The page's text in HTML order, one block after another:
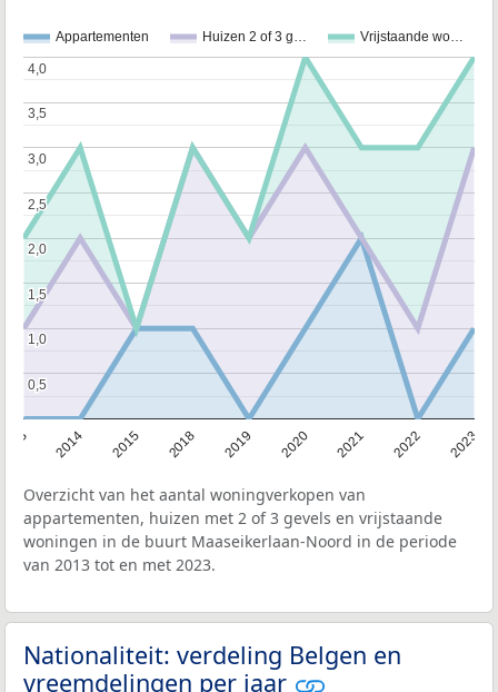
Appartementen Huizen 2 of 3 g… Vrijstaande wo…
2014 2015 2018 2019 2020 2021 2022 2023
0,5
0,5
1,0
1,0
1,5
1,5
2,0
2,0
2,5
2,5
3,0
3,0
3,5
3,5
4,0
4,0
Overzicht van het aantal woningverkopen van
appartementen, huizen met 2 of 3 gevels en vrijstaande
woningen in de buurt Maaseikerlaan-Noord in de periode
van 2013 tot en met 2023.
Nationaliteit: verdeling Belgen en
vreemdelingen per jaar